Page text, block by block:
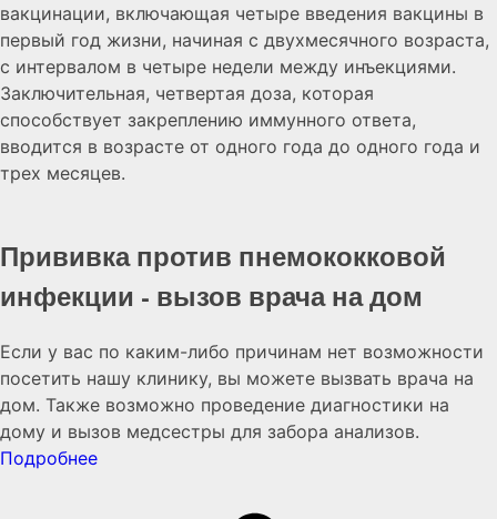
вакцинации, включающая четыре введения вакцины в
первый год жизни, начиная с двухмесячного возраста,
с интервалом в четыре недели между инъекциями.
Заключительная, четвертая доза, которая
способствует закреплению иммунного ответа,
вводится в возрасте от одного года до одного года и
трех месяцев.
Прививка против пнемококковой
инфекции - вызов врача на дом
Eсли у вас по каким-либо причинам нет возможности
посетить нашу клинику, вы можете вызвать врача на
дом. Также возможно проведение диагностики на
дому и вызов медсестры для забора анализов.
Подробнее